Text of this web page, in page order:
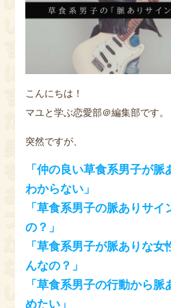
こんにちは！
マユと学ぶ恋愛部＠編集部です。
突然ですが、
「仲の良い草食系男子が脈
わからない」
「草食系男子の脈ありサイ
の？」
「草食系男子が脈ありな
んなの？」
「草食系男子の行動から
めたい」